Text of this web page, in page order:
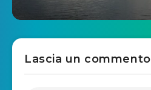
Lascia un commento